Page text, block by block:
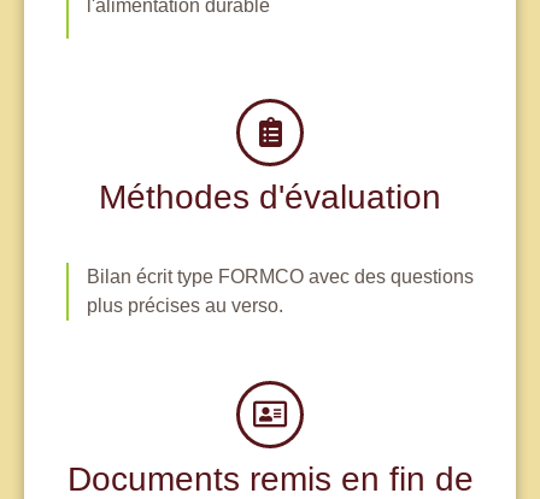
l'alimentation durable
Méthodes d'évaluation
Bilan écrit type FORMCO avec des questions
plus précises au verso.
Documents remis en fin de